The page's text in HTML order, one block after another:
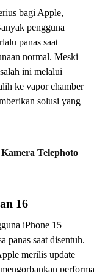
bagi Apple,
pengguna
panas saat
normal. Meski
ini melalui
ke vapor chamber
solusi yang
Telephoto
16
iPhone 15
panas saat disentuh.
merilis update
performa